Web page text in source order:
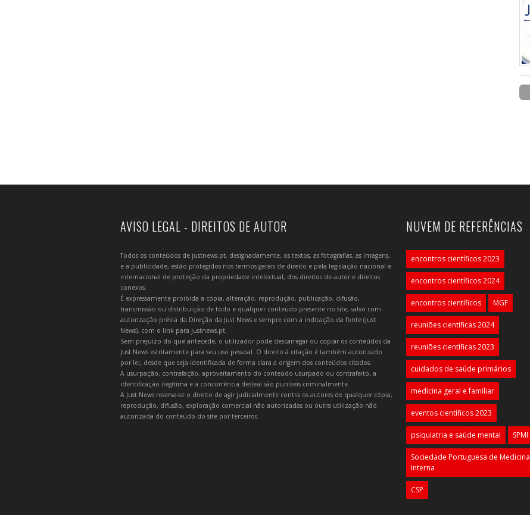
AVISO LEGAL - DIREITOS DE AUTOR
Todos os conteúdos de justnews.pt, designadamente, os textos, as fotografias, as imagens,
e a publicidade, estão protegidos nos termos gerais de direito e pela legislação nacional e
internacional de proteção da propriedade intelectual, dos direitos de autor e direitos
conexos.
É expressamente proibida a cópia, alteração, reprodução, publicação, difusão,
transmissão ou distribuição de todo e qualquer conteúdo presente no site, salvo com
autorização prévia da Direção da Just News e sempre com a indicação da fonte (Just
News), com o link para justnews.pt.
Sem prejuízo do que antecede, o utilizador pode descarregar ou copiar os conteúdos da
Just News estritamente para seu uso pessoal. O direito à citação é também autorizado
por lei, desde que seja identificada de forma clara a origem dos conteúdos citados.
A usurpação, contrafação, aproveitamento do conteúdo usurpado ou contrafeito, a
identificação ilegítima e a concorrência desleal são puníveis criminalmente.
A Just News reserva-se o direito de agir judicialmente contra os autores de qualquer cópia,
reprodução, difusão, exploração comercial não autorizadas ou outra utilização não
autorizada do conteúdo do site por terceiros.
NUVEM DE REFERÊNCIAS
encontros científicos 2023
encontros científicos 2024
encontros científicos MGF
reuniões científicas 2024
reuniões científicas 2023
cuidados de saúde primários
medicina geral e familiar
eventos científicos 2023
psiquiatria e saúde mental SPMI
Sociedade Portuguesa de Medicina
Interna
CSP